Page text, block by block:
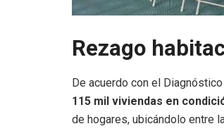
Rezago
De acuerdo con el
115 mil viviendas en
de hogares, ubicándolo entre